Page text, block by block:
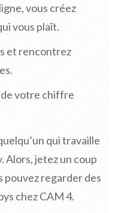
vous créez
vous plaît.
et rencontrez
de votre chiffre
qui travaille
Alors, jetez un coup
pouvez regarder des
chez CAM 4.